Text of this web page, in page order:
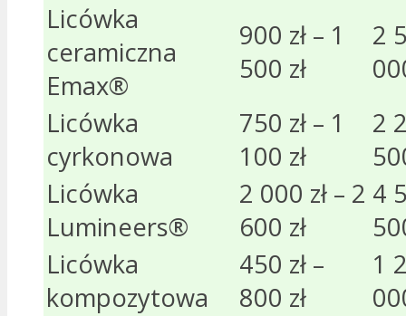
Licówka
ceramiczna
Emax®
900 zł – 1
500 zł
2
Licówka
cyrkonowa
750 zł – 1
100 zł
2
Licówka
Lumineers®
2 000 zł – 2
600 zł
4
Licówka
kompozytowa
450 zł –
800 zł
1